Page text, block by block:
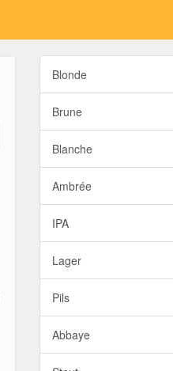
Blonde
Brune
Blanche
Ambrée
IPA
Lager
Pils
Abbaye